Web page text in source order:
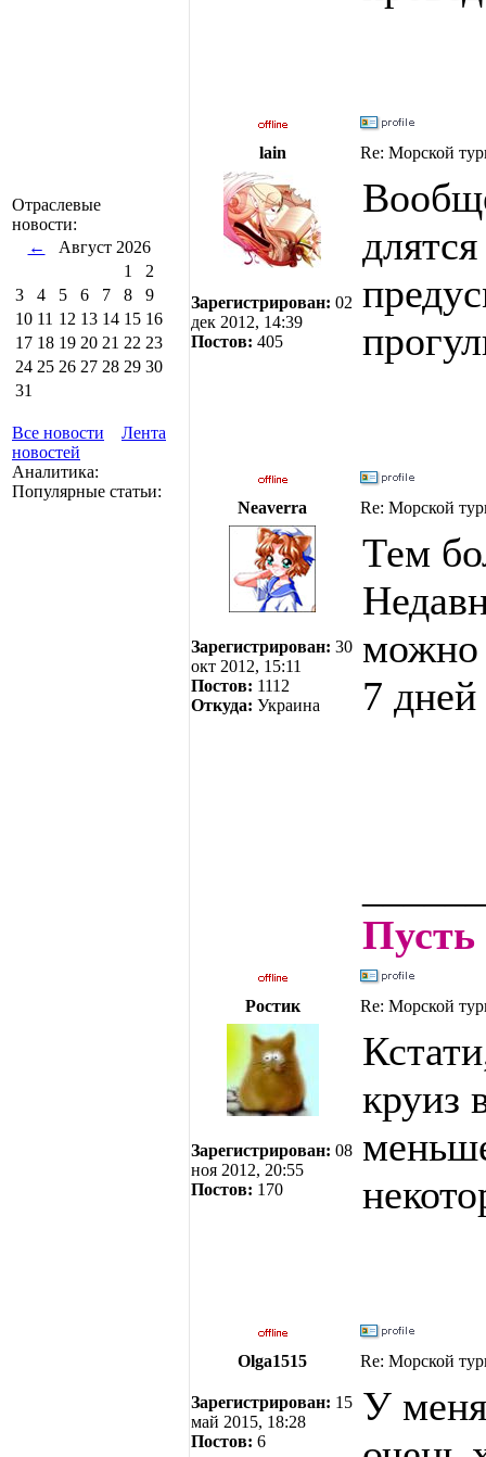
Отраслевые
новости:
←
Август 2026
1
2
3
4 5 6 7 8
9
10 11 12 13 14 15 16
17 18 19 20 21 22 23
24 25 26 27 28 29 30
31
Все новости
Лента
новостей
Аналитика:
Популярные статьи:
lain Re: Морской
Зарегистрирован: 02
дек 2012, 14:39
Постов: 405
Neaverra Re: Морской
Зарегистрирован: 30
окт 2012, 15:11
Постов: 1112
Откуда: Украина
Тем
можно
7
Пусть
Ростик Re: Морской
Зарегистрирован: 08
ноя 2012, 20:55
Постов: 170
круиз
Olga1515 Re: Морской
Зарегистрирован: 15
май 2015, 18:28
Постов: 6
У